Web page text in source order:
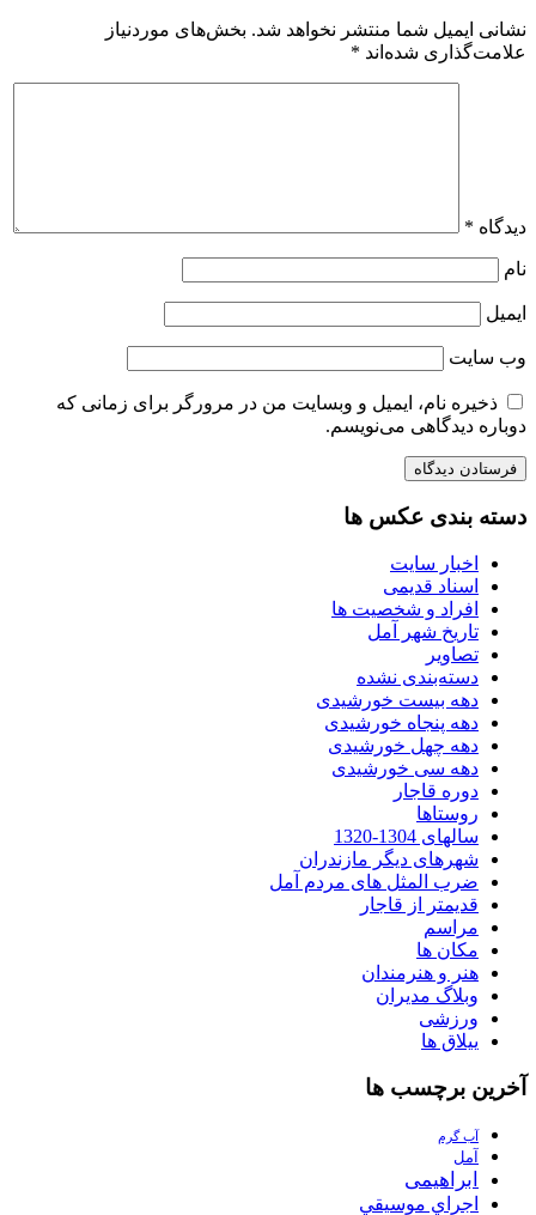
نشانی ایمیل شما منتشر نخواهد شد. بخش‌های موردنیاز
علامت‌گذاری شده‌اند *
دیدگاه *
نام
ایمیل
وب‌ سایت
ذخیره نام، ایمیل و وبسایت من در مرورگر برای زمانی که
دوباره دیدگاهی می‌نویسم.
دسته بندی عکس ها
اخبار سایت
اسناد قدیمی
افراد و شخصیت ها
تاریخ شهر آمل
تصاویر
دسته‌بندی نشده
دهه بیست خورشیدی
دهه پنجاه خورشیدی
دهه چهل خورشیدی
دهه سی خورشیدی
دوره قاجار
روستاها
سالهای 1304-1320
شهرهای دیگر مازندران
ضرب المثل های مردم آمل
قدیمتر از قاجار
مراسم
مکان ها
هنر و هنرمندان
وبلاگ مدیران
ورزشی
ییلاق ها
آخرین برچسب ها
آب گرم
آمل
ابراهیمی
اجراي موسيقي